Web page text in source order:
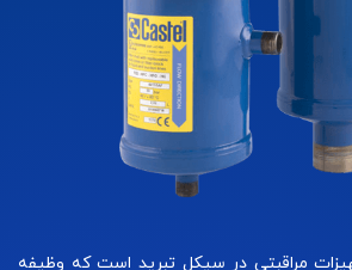
مراقبتی در سیکل تبرید است که وظیفه